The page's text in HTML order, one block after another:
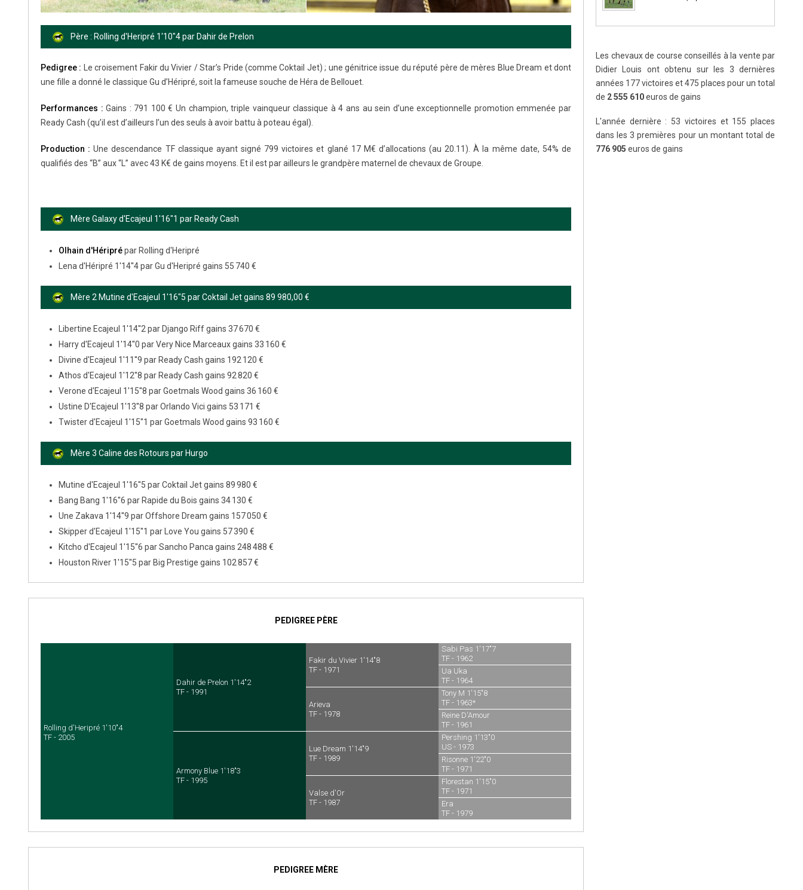
Père : Rolling d'Heripré 1'10"4 par Dahir de Prelon
Pedigree : Le croisement Fakir du Vivier / Star’s Pride (comme Coktail Jet) ; une génitrice issue du réputé père de mères Blue Dream et dont
une fille a donné le classique Gu d’Héripré, soit la fameuse souche de Héra de Bellouet.
Performances : Gains : 791 100 € Un champion, triple vainqueur classique à 4 ans au sein d’une exceptionnelle promotion emmenée par
Ready Cash (qu’il est d’ailleurs l’un des seuls à avoir battu à poteau égal).
Production : Une descendance TF classique ayant signé 799 victoires et glané 17 M€ d’allocations (au 20.11). À la même date, 54% de
qualifiés des “B” aux “L” avec 43 K€ de gains moyens. Et il est par ailleurs le grandpère maternel de chevaux de Groupe.
Mère Galaxy d'Ecajeul 1'16"1 par Ready Cash
Olhain d'Hériprépar Rolling d'Heripré
Lena d'Héripré 1'14''4 par Gu d'Heripré gains 55 740 €
Mère 2 Mutine d'Ecajeul 1'16"5 par Coktail Jet gains 89 980,00 €
Libertine Ecajeul 1'14''2 par Django Riff gains 37 670 €
Harry d'Ecajeul 1'14''0 par Very Nice Marceaux gains 33 160 €
Divine d'Ecajeul 1'11''9 par Ready Cash gains 192 120 €
Athos d'Ecajeul 1'12''8 par Ready Cash gains 92 820 €
Verone d'Ecajeul 1'15''8 par Goetmals Wood gains 36 160 €
Ustine D'Ecajeul 1'13''8 par Orlando Vici gains 53 171 €
Twister d'Ecajeul 1'15''1 par Goetmals Wood gains 93 160 €
Mère 3 Caline des Rotours par Hurgo
Mutine d'Ecajeul 1'16''5 par Coktail Jet gains 89 980 €
Bang Bang 1'16''6 par Rapide du Bois gains 34 130 €
Une Zakava 1'14''9 par Offshore Dream gains 157 050 €
Skipper d'Ecajeul 1'15''1 par Love You gains 57 390 €
Kitcho d'Ecajeul 1'15''6 par Sancho Panca gains 248 488 €
Houston River 1'15''5 par Big Prestige gains 102 857 €
PEDIGREE PÈRE
Rolling d'Heripré 1'10"4
TF - 2005
Dahir de Prelon 1'14"2
TF - 1991
Armony Blue 1'18"3
TF - 1995
Fakir du Vivier 1'14"8
TF - 1971
Arieva
TF - 1978
Lue Dream 1'14"9
TF - 1989
Valse d'Or
TF - 1987
Sabi Pas 1'17"7
TF - 1962
Ua Uka
TF - 1964
Tony M 1'15"8
TF - 1963*
Reine D'Amour
TF - 1961
Pershing 1'13"0
US - 1973
Risonne 1'22"0
TF - 1971
Florestan 1'15"0
TF - 1971
Era
TF - 1979
PEDIGREE MÈRE
Les chevaux de course conseillés à la vente par
Didier Louis ont obtenu sur les 3 dernières
années 177 victoires et 475 places pour un total
de 2 555 610euros de gains
L'année dernière : 53 victoires et 155 places
dans les 3 premières pour un montant total de
776 905 euros de gains